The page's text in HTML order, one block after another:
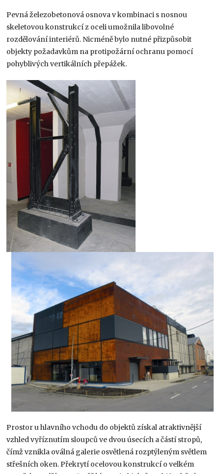
Pevná železobetonová osnova v kombinaci s nosnou
skeletovou konstrukcí z oceli umožnila libovolné
rozdělování interiérů. Nicméně bylo nutné přizpůsobit
objekty požadavkům na protipožární ochranu pomocí
pohyblivých vertikálních přepážek.
Prostor u hlavního vchodu do objektů získal atraktivnější
vzhled vyříznutím sloupců ve dvou úsecích a částí stropů,
čímž vznikla oválná galerie osvětlená rozptýleným světlem
střešních oken. Překrytí ocelovou konstrukcí o velkém